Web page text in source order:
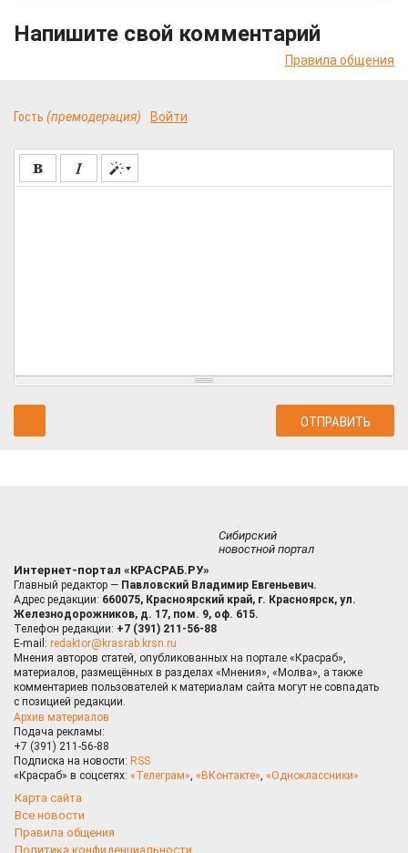
Напишите свой комментарий
Правила общения
Гость (премодерация) Войти
Сибирский
новостной портал
Интернет-портал «КРАСРАБ.РУ»
Главный редактор — Павловский Владимир Евгеньевич.
Адрес редакции: 660075, Красноярский край, г. Красноярск, ул.
Железнодорожников, д. 17, пом. 9, оф. 615.
Телефон редакции: +7 (391) 211-56-88
E-mail: redaktor@krasrab.krsn.ru
Мнения авторов статей, опубликованных на портале «Красраб»,
материалов, размещённых в разделах «Мнения», «Молва», а также
комментариев пользователей к материалам сайта могут не совпадать
с позицией редакции.
Архив материалов
Подача рекламы:
+7 (391) 211-56-88
Подписка на новости: RSS
«Красраб» в соцсетях: «Телеграм» «ВКонтакте» «Одноклассники»
Карта сайта
Все новости
Правила общения
Политика конфиденциальности